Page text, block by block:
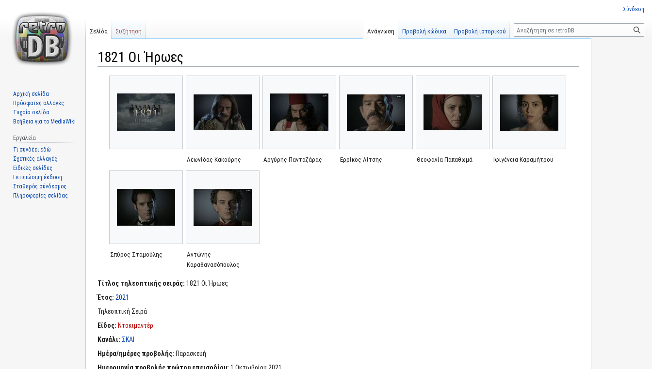
1821 Οι Ήρωες
Λεωνίδας Κακούρης Αργύρης Πανταζάρας Ερρίκος Λίτσης Θεοφανία Παπαθωμά Ιφιγένεια Καραμήτρου
Σπύρος Σταμούλης
Αντώνης
Καραθανασόπουλος
Τίτλος τηλεοπτικής σειράς: 1821 Οι Ήρωες
Έτος: 2021
Τηλεοπτική Σειρά
Είδος: Ντοκιμαντέρ
Κανάλι: ΣΚΑΙ
Ημέρα/ημέρες προβολής: Παρασκευή
Ημερομηνία προβολής πρώτου επεισοδίου: 1 Οκτωβρίου 2021
Σύνδεση
Σελίδα Συζήτηση Ανάγνωση Προβολή κώδικα Προβολή ιστορικού
Αναζήτηση
Αρχική σελίδα
Πρόσφατες αλλαγές
Τυχαία σελίδα
Βοήθεια για το MediaWiki
Εργαλεία
Τι συνδέει εδώ
Σχετικές αλλαγές
Ειδικές σελίδες
Εκτυπώσιμη έκδοση
Σταθερός σύνδεσμος
Πληροφορίες σελίδας